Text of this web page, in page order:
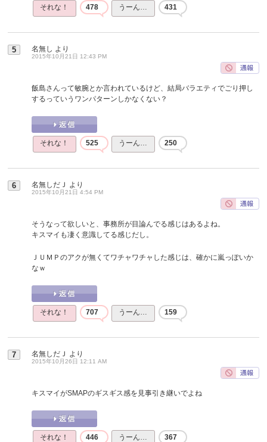
それな！ 478 うーん… 431
5 名無し より
2015年10月21日 12:43 PM
飯島さんって敏腕とか言われているけど、結局バラエティでごり押し
するっていうワンパターンしかなくない？
それな！ 525 うーん… 250
6 名無しだＪ より
2015年10月21日 4:54 PM
そうなって欲しいと、事務所が目論んでる感じはあるよね。
キスマイも凄く意識してる感じだし。
ＪＵＭＰのアクが無くてワチャワチャした感じは、確かに嵐っぽいか
なｗ
それな！ 707 うーん… 159
7 名無しだＪ より
2015年10月26日 12:11 AM
キスマイがSMAPのギスギス感を見事引き継いでよね
それな！ 446 うーん… 367